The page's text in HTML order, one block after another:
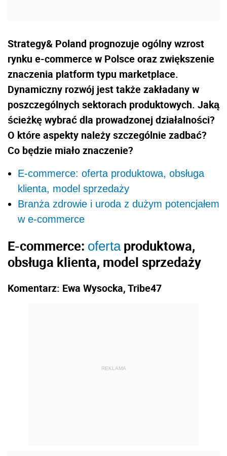
Strategy& Poland prognozuje ogólny wzrost
rynku e-commerce w Polsce oraz zwiększenie
znaczenia platform typu marketplace.
Dynamiczny rozwój jest także zakładany w
poszczególnych sektorach produktowych. Jaką
ścieżkę wybrać dla prowadzonej działalności?
O które aspekty należy szczególnie zadbać?
Co będzie miało znaczenie?
E-commerce: oferta produktowa, obsługa
klienta, model sprzedaży
Branża zdrowie i uroda z dużym potencjałem
w e-commerce
E-commerce: ofertaproduktowa,
obsługa klienta, model sprzedaży
Komentarz: Ewa Wysocka, Tribe47
REKLAMA